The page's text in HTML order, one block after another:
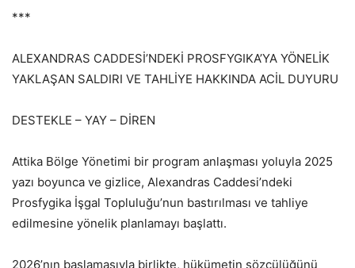
***
ALEXANDRAS CADDESİ’NDEKİ PROSFYGIKA’YA YÖNELİK
YAKLAŞAN SALDIRI VE TAHLİYE HAKKINDA ACİL DUYURU
DESTEKLE – YAY – DİREN
Attika Bölge Yönetimi bir program anlaşması yoluyla 2025
yazı boyunca ve gizlice, Alexandras Caddesi’ndeki
Prosfygika İşgal Topluluğu’nun bastırılması ve tahliye
edilmesine yönelik planlamayı başlattı.
2026’nın başlamasıyla birlikte, hükümetin sözcülüğünü